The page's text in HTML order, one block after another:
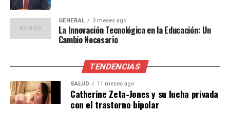
Además, tras la transmisión, se habilitará un centro de
contenidos donde los participantes podrán volver a ver
las presentaciones y descargar materiales destacados.
continuo a los recursos necesarios para implementar lo
Expertos opinan sobre el
GENERAL 3 meses ago
La Innovación Tecnológica en la Educación: Un
Cambio Necesario
TENDENCIAS
SALUD 11 meses ago
Catherine Zeta-Jones y su lucha privada
con el trastorno bipolar